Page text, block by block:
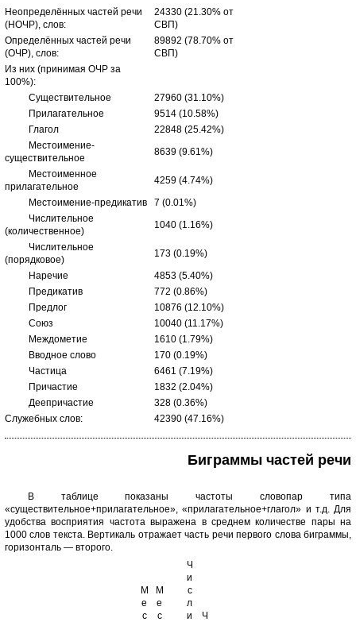
Неопределённых частей речи
(НОЧР), слов:
24330 (21.30% от
СВП)
Определённых частей речи
(ОЧР), слов:
89892 (78.70% от
СВП)
Из них (принимая ОЧР за
100%):
Существительное
27960 (31.10%)
Прилагательное
9514 (10.58%)
Глагол
22848 (25.42%)
Местоимение-
существительное
8639 (9.61%)
Местоименное
прилагательное
4259 (4.74%)
Местоимение-предикатив
7 (0.01%)
Числительное
(количественное)
1040 (1.16%)
Числительное
(порядковое)
173 (0.19%)
Наречие
4853 (5.40%)
Предикатив
772 (0.86%)
Предлог
10876 (12.10%)
Союз
10040 (11.17%)
Междометие
1610 (1.79%)
Вводное слово
170 (0.19%)
Частица
6461 (7.19%)
Причастие
1832 (2.04%)
Деепричастие
328 (0.36%)
Служебных слов:
42390 (47.16%)
Биграммы частей речи
В таблице показаны частоты словопар типа
«существительное+прилагательное», «прилагательное+глагол» и т.д. Для
удобства восприятия частота выражена в среднем количестве пары на
1000 слов текста. Вертикаль отражает часть речи первого слова биграммы,
горизонталь — второго.
М
е
с
М
е
с
Ч
и
с
л
и
Ч